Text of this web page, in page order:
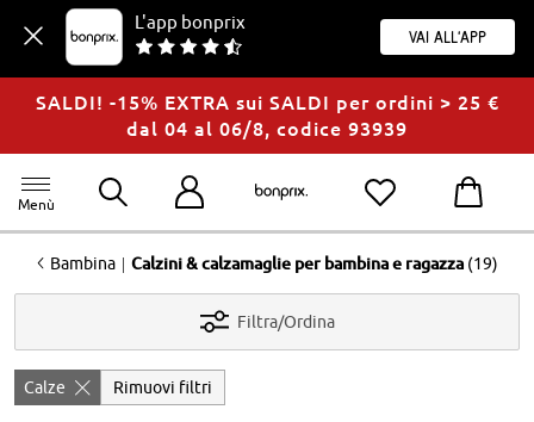
L'app bonprix
Vai all'app
SALDI! -15% EXTRA sui SALDI per ordini > 25 €
dal 04 al 06/8, codice 93939
Menù
<Bambina | Calzini & calzamaglie per bambina e ragazza (19)
Filtra/Ordina
Calze Rimuovi filtri